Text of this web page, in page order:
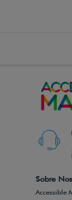
Sobre
Accessible